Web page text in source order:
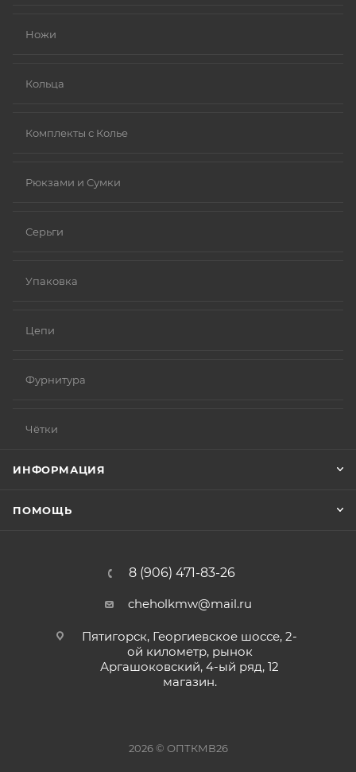
Ножи
Кольца
Комплекты с Колье
Рюкзами и Сумки
Серьги
Упаковка
Цепи
Фурнитура
Чётки
ИНФОРМАЦИЯ
ПОМОЩЬ
8 (906) 471-83-26
cheholkmw@mail.ru
Пятигорск, Георгиевское шоссе, 2-
ой километр, рынок
Аргашоковский, 4-ый ряд, 12
магазин.
2026 © ОПТКМВ26